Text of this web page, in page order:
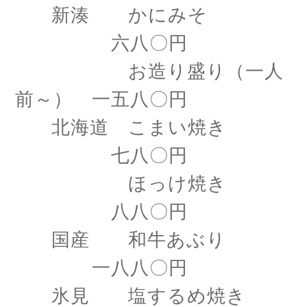
新湊 かにみそ
六八〇円
お造り盛り（一人
前～） 一五八〇円
北海道 こまい焼き
七八〇円
ほっけ焼き
八八〇円
国産 和牛あぶり
一八八〇円
氷見 塩するめ焼き